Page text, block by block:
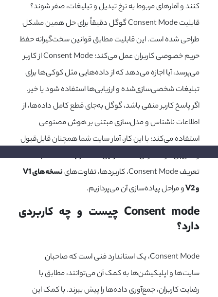
کنند و آمارهای مربوط به نرخ تبدیل و تبلیغات، صفر شوند؟
قابلیت Consent Mode گوگل دقیقاً برای حل همین مشکل
طراحی شده است. این قابلیت مطابق قوانین سخت‌گیرانه حفظ
حریم خصوصی کاربران عمل می‌کند؛Consent Modeاز کاربر
می‌پرسد، آیا اجازه می‌دهد که از داده‌هایی مثل کوکی‌ها برای
تبلیغات شخصی‌سازی‌شده و ارزیابی‌ها استفاده شود یا خیر.
اگر پاسخ کاربر منفی باشد، گوگل به‌جای قطع کامل داده‌ها، از
اطلاعات ناشناس و مدل‌سازی مبتنی بر هوش مصنوعی
استفاده می‌کند؛ با این کار، آمار سایت شما همچنان قابل‌قبول
و تقریبی در دسترس است. در این مقاله ازبلاگ HDM
به
تعریف Consent Mode، کاربردها، تفاوت‌های
نسخه‌های V1
و V2
و مراحل پیاده‌سازی آن می‌پردازیم.
دارد؟
Consent Mode، یک استاندارد فنی است که صاحبان
سایت‌ها و اپلیکیشن‌ها به کمک آن می‌توانند، مطابق با
رضایت کاربران، جمع‌آوری داده‌ها را پیش ببرند. با کمک این